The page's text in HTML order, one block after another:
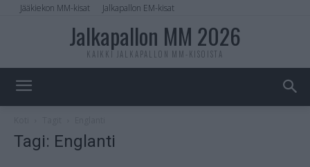
Jääkiekon MM-kisat Jalkapallon EM-kisat
Jalkapallon MM 2026
KAIKKI JALKAPALLON MM-KISOISTA
Tagi: Englanti